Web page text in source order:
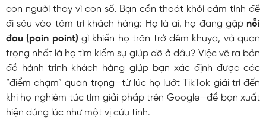
con người thay vì con số. Bạn cần thoát khỏi cảm tính để
đi sâu vào tâm trí khách hàng: Họ là ai, họ đang gặp nỗi
đau (pain point) gì khiến họ trăn trở đêm khuya, và quan
trọng nhất là họ tìm kiếm sự giúp đỡ ở đâu? Việc vẽ ra bản
đồ hành trình khách hàng giúp bạn xác định được các
“điểm chạm” quan trọng—từ lúc họ lướt TikTok giải trí đến
khi họ nghiêm túc tìm giải pháp trên Google—để bạn xuất
hiện đúng lúc như một vị cứu tinh.